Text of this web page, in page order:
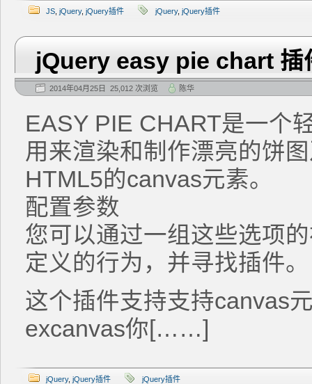
JS jQuery, jQuery插件 jQuery, jQuery插件
jQuery easy pie chart 插
2014年04月25日 25,012 次浏览 陈华
EASY PIE CHART是一个
用来渲染和制作漂亮的饼
HTML5的canvas元素。
配置参数
您可以通过一组这些选项
定义的行为，并寻找插件。
这个插件支持支持canvas
excanvas你[……]
jQuery, jQuery插件 jQuery插件